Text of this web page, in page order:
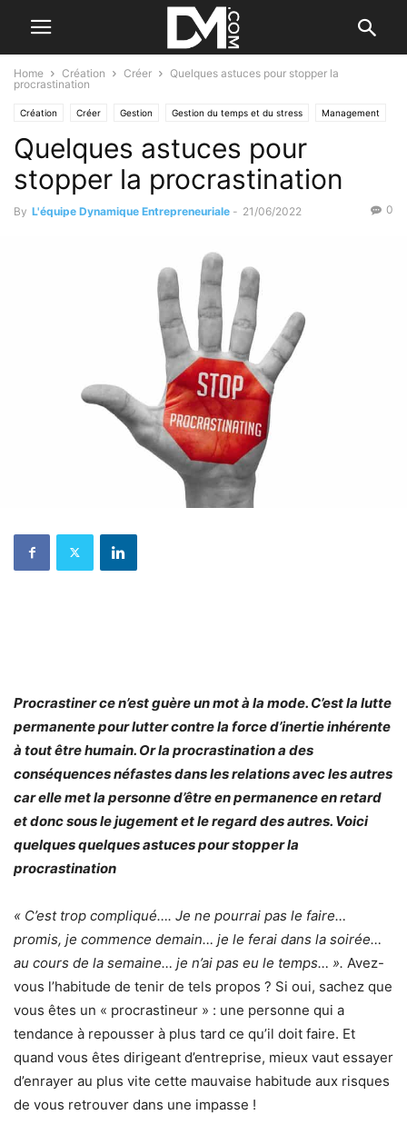
Home Création Créer
Quelques astuces pour stopper la
procrastination
Création Créer Gestion Gestion du temps et du stress Management
Les qualités de l'entrepreneur
Quelques astuces pour
stopper la procrastination
By L'équipe Dynamique Entrepreneuriale - 21/06/2022 0
Procrastiner ce n’est guère un mot à la mode. C’est la lutte
permanente pour lutter contre la force d’inertie inhérente
à tout être humain. Or la procrastination a des
conséquences néfastes dans les relations avec les autres
car elle met la personne d’être en permanence en retard
et donc sous le jugement et le regard des autres. Voici
quelques quelques astuces pour stopper la
procrastination
« C’est trop compliqué…. Je ne pourrai pas le faire…
promis, je commence demain… je le ferai dans la soirée…
au cours de la semaine… je n’ai pas eu le temps… ». Avez-
vous l’habitude de tenir de tels propos ? Si oui, sachez que
vous êtes un « procrastineur » : une personne qui a
tendance à repousser à plus tard ce qu’il doit faire. Et
quand vous êtes dirigeant d’entreprise, mieux vaut essayer
d’enrayer au plus vite cette mauvaise habitude aux risques
de vous retrouver dans une impasse !